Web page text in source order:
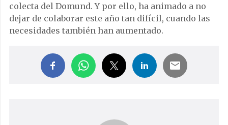
colecta del Domund. Y por ello, ha animado a no
dejar de colaborar este año tan difícil, cuando las
necesidades también han aumentado.